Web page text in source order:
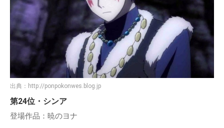
出典： http://ponpokonwes.blog.jp
第24位・シンア
登場作品：暁のヨナ